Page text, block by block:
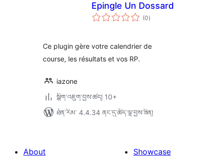
Epingle Un Dossard
(0གདེང་
འཇོག་
)
Ce plugin gère votre calendrier de
course, les résultats et vos RP.
iazone
སྒྲིག་འཇུག་བྱས་ཚད། 10+
ཐོན་རིམ་ 4.4.34 ནང་དུ་ཚོད་ལྟ་བྱས་ཟིན།
About
Showcase